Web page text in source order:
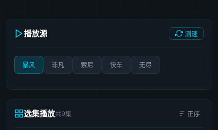
播放源 测速
暴风 非凡 索尼 快车 无尽
选集播放共9集 正序